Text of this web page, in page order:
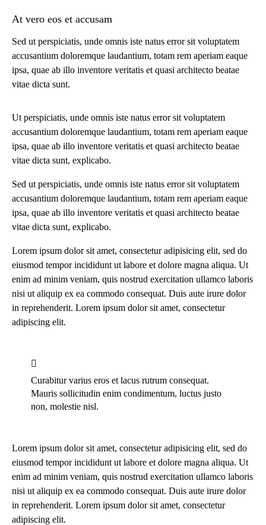
At vero eos et accusam
Sed ut perspiciatis, unde omnis iste natus error sit voluptatem
accusantium doloremque laudantium, totam rem aperiam eaque
ipsa, quae ab illo inventore veritatis et quasi architecto beatae
vitae dicta sunt.
Ut perspiciatis, unde omnis iste natus error sit voluptatem
accusantium doloremque laudantium, totam rem aperiam eaque
ipsa, quae ab illo inventore veritatis et quasi architecto beatae
vitae dicta sunt, explicabo.
Sed ut perspiciatis, unde omnis iste natus error sit voluptatem
accusantium doloremque laudantium, totam rem aperiam eaque
ipsa, quae ab illo inventore veritatis et quasi architecto beatae
vitae dicta sunt, explicabo.
Lorem ipsum dolor sit amet, consectetur adipisicing elit, sed do
eiusmod tempor incididunt ut labore et dolore magna aliqua. Ut
enim ad minim veniam, quis nostrud exercitation ullamco laboris
nisi ut aliquip ex ea commodo consequat. Duis aute irure dolor
in reprehenderit. Lorem ipsum dolor sit amet, consectetur
adipiscing elit.
Curabitur varius eros et lacus rutrum consequat.
Mauris sollicitudin enim condimentum, luctus justo
non, molestie nisl.
Lorem ipsum dolor sit amet, consectetur adipisicing elit, sed do
eiusmod tempor incididunt ut labore et dolore magna aliqua. Ut
enim ad minim veniam, quis nostrud exercitation ullamco laboris
nisi ut aliquip ex ea commodo consequat. Duis aute irure dolor
in reprehenderit. Lorem ipsum dolor sit amet, consectetur
adipiscing elit.